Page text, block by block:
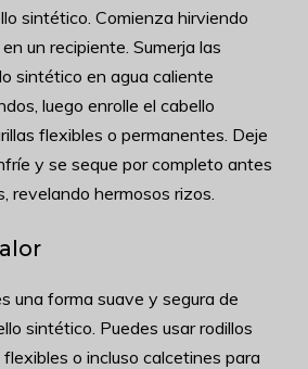
sintético. Comienza hirviendo
un recipiente. Sumerja las
sintético en agua caliente
luego enrolle el cabello
flexibles o permanentes. Deje
y se seque por completo antes
revelando hermosos rizos.
una forma suave y segura de
sintético. Puedes usar rodillos
o incluso calcetines para